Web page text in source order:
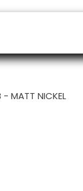
- MATT NICKEL